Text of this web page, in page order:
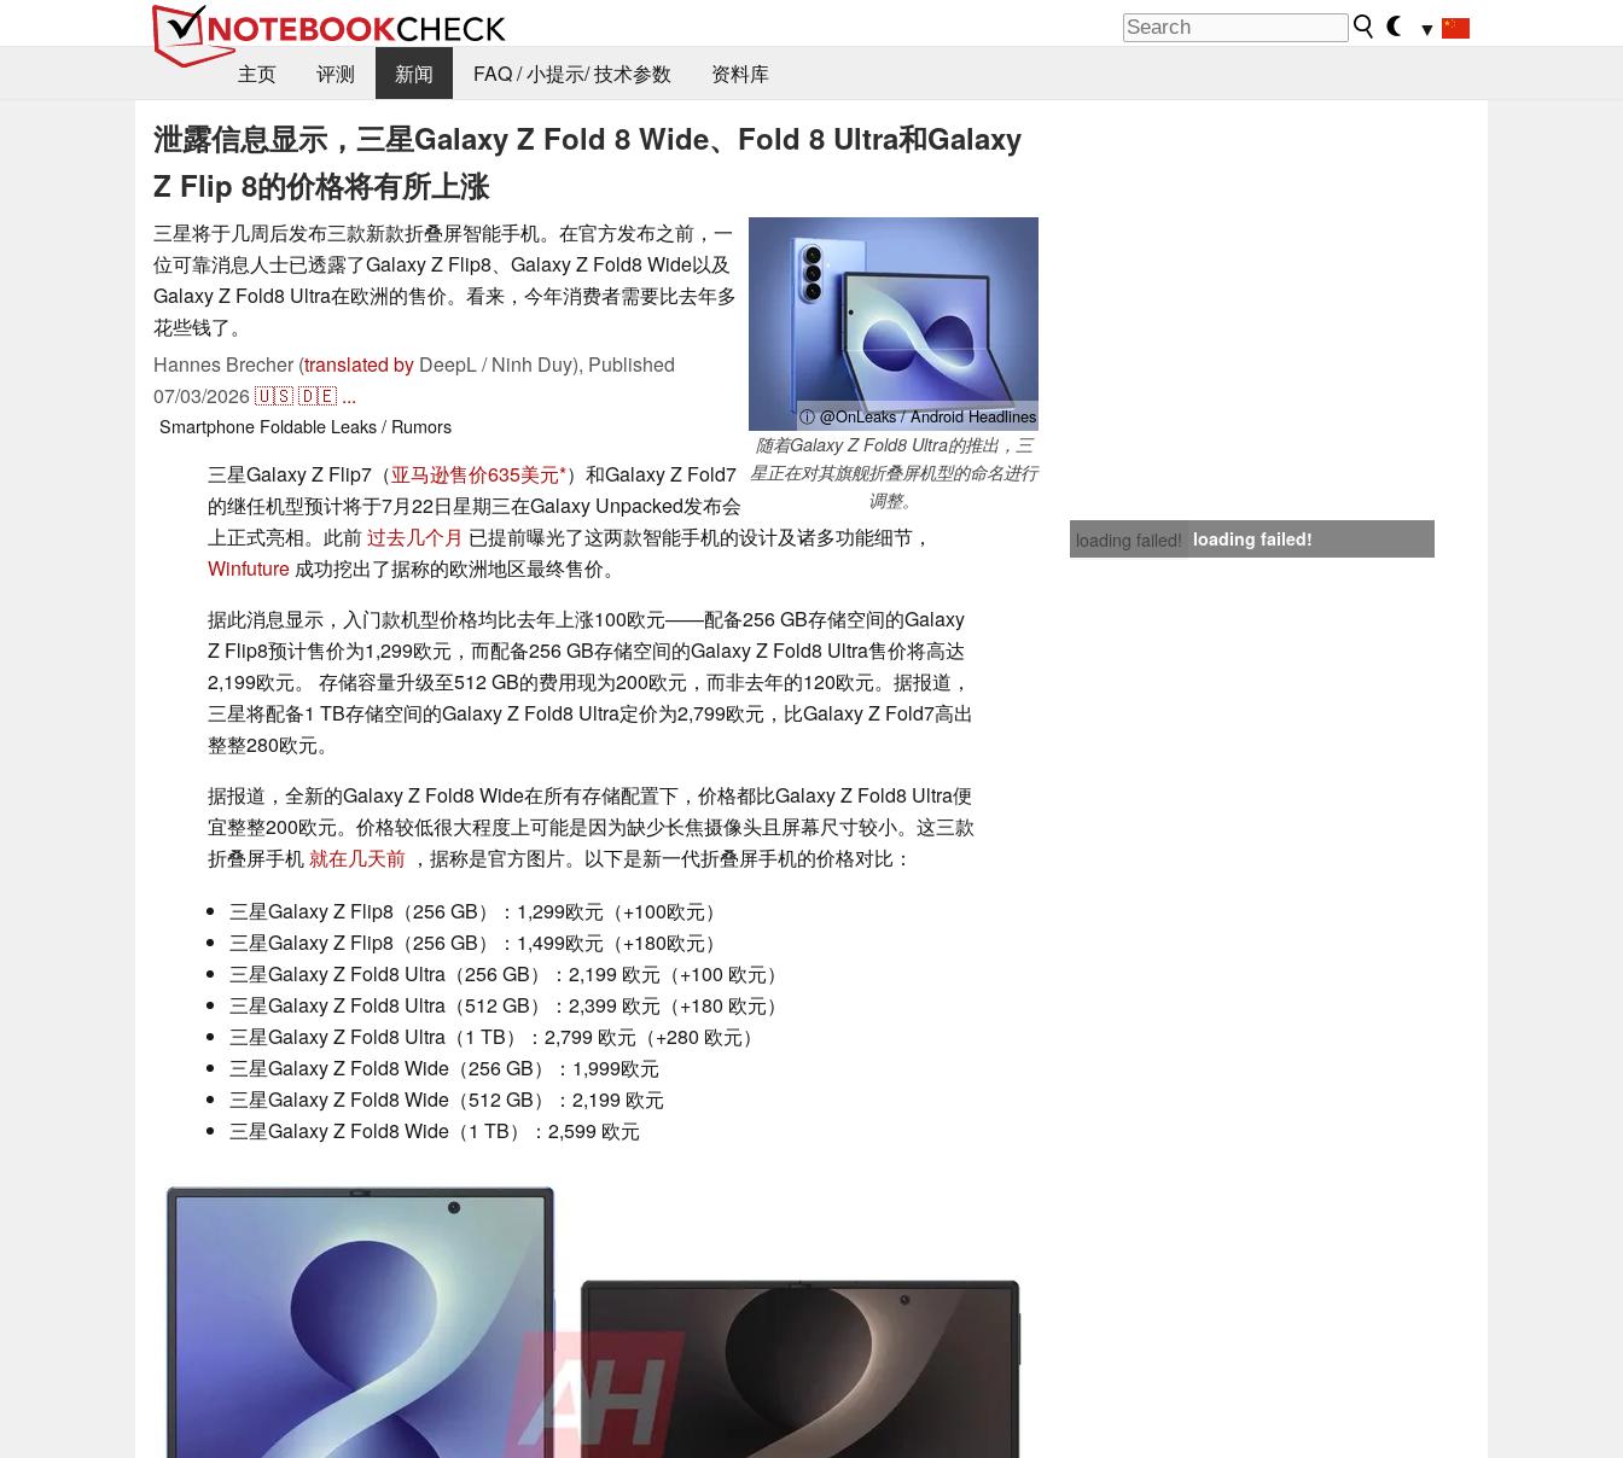
▼
主页
评测 新闻 FAQ / 小提示/ 技术参数 资料库
泄露信息显示，三星Galaxy Z Fold 8 Wide、Fold 8 Ultra和Galaxy
Z Flip 8的价格将有所上涨
ⓘ @OnLeaks / Android Headlines
随着Galaxy Z Fold8 Ultra的推出，三
星正在对其旗舰折叠屏机型的命名进行
调整。
三星将于几周后发布三款新款折叠屏智能手机。在官方发布之前，一
位可靠消息人士已透露了Galaxy Z Flip8、Galaxy Z Fold8 Wide以及
Galaxy Z Fold8 Ultra在欧洲的售价。看来，今年消费者需要比去年多
花些钱了。
Hannes Brecher (translated by DeepL / Ninh Duy), Published
07/03/2026🇺🇸🇩🇪 ...
Smartphone Foldable Leaks / Rumors
loading failed! loading failed!
三星Galaxy Z Flip7（亚马逊售价635美元 ）和Galaxy Z Fold7
的继任机型预计将于7月22日星期三在Galaxy Unpacked发布会
上正式亮相。此前过去几个月 已提前曝光了这两款智能手机的设计及诸多功能细节，
Winfuture 成功挖出了据称的欧洲地区最终售价。
据此消息显示，入门款机型价格均比去年上涨100欧元——配备256 GB存储空间的Galaxy
Z Flip8预计售价为1,299欧元，而配备256 GB存储空间的Galaxy Z Fold8 Ultra售价将高达
2,199欧元。 存储容量升级至512 GB的费用现为200欧元，而非去年的120欧元。据报道，
三星将配备1 TB存储空间的Galaxy Z Fold8 Ultra定价为2,799欧元，比Galaxy Z Fold7高出
整整280欧元。
据报道，全新的Galaxy Z Fold8 Wide在所有存储配置下，价格都比Galaxy Z Fold8 Ultra便
宜整整200欧元。价格较低很大程度上可能是因为缺少长焦摄像头且屏幕尺寸较小。这三款
折叠屏手机就在几天前 ，据称是官方图片。以下是新一代折叠屏手机的价格对比：
三星Galaxy Z Flip8（256 GB）：1,299欧元（+100欧元）
三星Galaxy Z Flip8（256 GB）：1,499欧元（+180欧元）
三星Galaxy Z Fold8 Ultra（256 GB）：2,199 欧元（+100 欧元）
三星Galaxy Z Fold8 Ultra（512 GB）：2,399 欧元（+180 欧元）
三星Galaxy Z Fold8 Ultra（1 TB）：2,799 欧元（+280 欧元）
三星Galaxy Z Fold8 Wide（256 GB）：1,999欧元
三星Galaxy Z Fold8 Wide（512 GB）：2,199 欧元
三星Galaxy Z Fold8 Wide（1 TB）：2,599 欧元